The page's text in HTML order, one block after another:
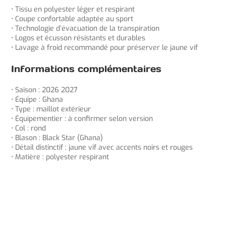
• Tissu en polyester léger et respirant
• Coupe confortable adaptée au sport
• Technologie d’évacuation de la transpiration
• Logos et écusson résistants et durables
• Lavage à froid recommandé pour préserver le jaune vif
Informations complémentaires
• Saison : 2026 2027
• Équipe : Ghana
• Type : maillot extérieur
• Équipementier : à confirmer selon version
• Col : rond
• Blason : Black Star (Ghana)
• Détail distinctif : jaune vif avec accents noirs et rouges
• Matière : polyester respirant